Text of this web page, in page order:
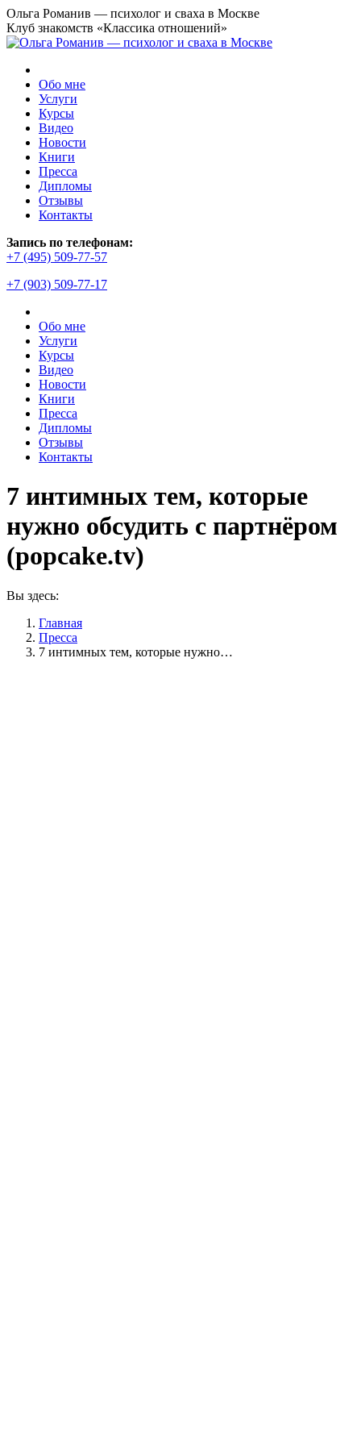
Перейти
к
содержанию
Ольга Романив — психолог и сваха в Москве
Клуб знакомств «Классика отношений»
Обо мне
Услуги
Курсы
Видео
Новости
Книги
Пресса
Дипломы
Отзывы
Контакты
Запись по телефонам:
+7 (495) 509-77-57
+7 (903) 509-77-17
Обо мне
Услуги
Курсы
Видео
Новости
Книги
Пресса
Дипломы
Отзывы
Контакты
7 интимных тем, которые
нужно обсудить с партнёром
(popcake.tv)
Вы здесь:
Главная
Пресса
7 интимных тем, которые нужно…